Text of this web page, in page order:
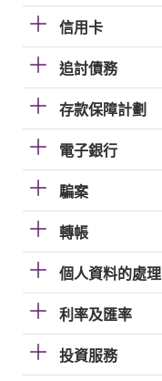
信用卡
追討債務
存款保障計劃
電子銀行
騙案
轉帳
個人資料的處理
利率及匯率
投資服務